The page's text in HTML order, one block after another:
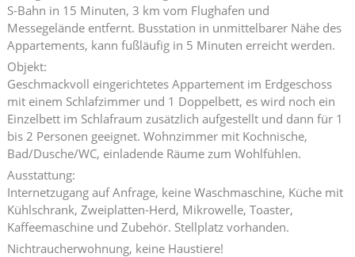
S-Bahn in 15 Minuten, 3 km vom Flughafen und
Messegelände entfernt. Busstation in unmittelbarer Nähe des
Appartements, kann fußläufig in 5 Minuten erreicht werden.
Objekt:
Geschmackvoll eingerichtetes Appartement im Erdgeschoss
mit einem Schlafzimmer und 1 Doppelbett, es wird noch ein
Einzelbett im Schlafraum zusätzlich aufgestellt und dann für 1
bis 2 Personen geeignet. Wohnzimmer mit Kochnische,
Bad/Dusche/WC, einladende Räume zum Wohlfühlen.
Ausstattung:
Internetzugang auf Anfrage, keine Waschmaschine, Küche mit
Kühlschrank, Zweiplatten-Herd, Mikrowelle, Toaster,
Kaffeemaschine und Zubehör. Stellplatz vorhanden.
Nichtraucherwohnung, keine Haustiere!